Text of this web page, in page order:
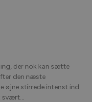
der nok kan sætte
den næste
svært...